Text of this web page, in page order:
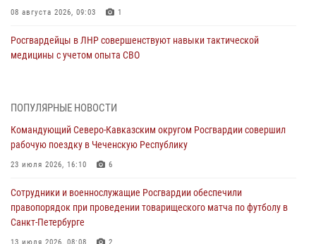
08 августа 2026, 09:03 1
Росгвардейцы в ЛНР совершенствуют навыки тактической
медицины с учетом опыта СВО
Военнослужащие Софринской бригады Росгвардии встретились с
дорогой к Победе в СВО» (видео)
08 августа 2026, 07:00
настольному теннису ко Дню физкультурника
08 августа 2026, 07:00
ПОПУЛЯРНЫЕ НОВОСТИ
Командующий Северо-Кавказским округом Росгвардии совершил
рабочую поездку в Чеченскую Республику
23 июля 2026, 16:10 6
Сотрудники и военнослужащие Росгвардии обеспечили
правопорядок при проведении товарищеского матча по футболу в
Санкт-Петербурге
13 июля 2026, 08:08 2